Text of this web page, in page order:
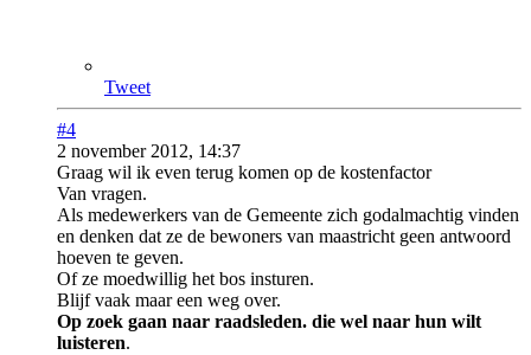
Tweet
#4
2 november 2012, 14:37
Graag wil ik even terug komen op de kostenfactor
Van vragen.
Als medewerkers van de Gemeente zich godalmachtig vinden
en denken dat ze de bewoners van maastricht geen antwoord
hoeven te geven.
Of ze moedwillig het bos insturen.
Blijf vaak maar een weg over.
Op zoek gaan naar raadsleden. die wel naar hun wilt
luisteren.